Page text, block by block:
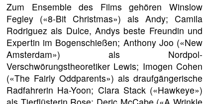
Zum Ensemble des Films gehören Winslow
Fegley («8-Bit Christmas») als Andy; Camila
Rodriguez als Dulce, Andys beste Freundin und
Expertin im Bogenschießen; Anthony Joo («New
Amsterdam») als Nordpol-
Verschwörungstheoretiker Lewis; Imogen Cohen
(«The Fairly Oddparents») als draufgängerische
Radfahrerin Ha-Yoon; Clara Stack («Hawkeye»)